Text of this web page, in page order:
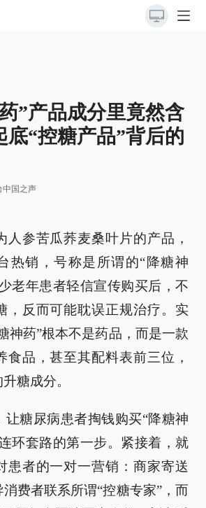
”产品成分里竟然含
底“控糖产品”背后的
中国之声
人参苦瓜荞麦桑叶片的产品，
热销，号称是所谓的“降糖神
老年患者轻信宣传购买后，不
，反而可能耽误正规治疗。实
神药”根本不是药品，而是一款
食品，甚至其配料表前三位，
糖成分。
让糖尿病患者掏钱购买“降糖神
环套路的第一步。紧接着，就
患者的一对一营销：商家寄送
费者联系所谓“控糖专家”，而